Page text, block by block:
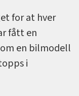
for at hver
fått en
en bilmodell
i